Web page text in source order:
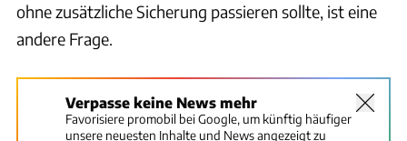
ohne zusätzliche Sicherung passieren sollte, ist eine
andere Frage.
Verpasse keine News mehr
Favorisiere promobil bei Google, um künftig häufiger
unsere neuesten Inhalte und News angezeigt zu